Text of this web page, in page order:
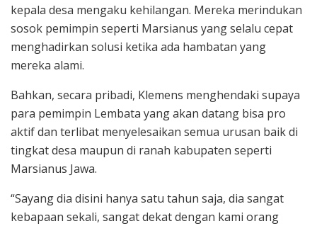
kepala desa mengaku kehilangan. Mereka merindukan
sosok pemimpin seperti Marsianus yang selalu cepat
menghadirkan solusi ketika ada hambatan yang
mereka alami.
Bahkan, secara pribadi, Klemens menghendaki supaya
para pemimpin Lembata yang akan datang bisa pro
aktif dan terlibat menyelesaikan semua urusan baik di
tingkat desa maupun di ranah kabupaten seperti
Marsianus Jawa.
“Sayang dia disini hanya satu tahun saja, dia sangat
kebapaan sekali, sangat dekat dengan kami orang